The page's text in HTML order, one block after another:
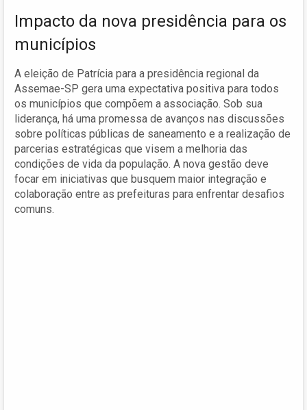
Impacto da nova presidência para os
municípios
A eleição de Patrícia para a presidência regional da
Assemae-SP gera uma expectativa positiva para todos
os municípios que compõem a associação. Sob sua
liderança, há uma promessa de avanços nas discussões
sobre políticas públicas de saneamento e a realização de
parcerias estratégicas que visem a melhoria das
condições de vida da população. A nova gestão deve
focar em iniciativas que busquem maior integração e
colaboração entre as prefeituras para enfrentar desafios
comuns.